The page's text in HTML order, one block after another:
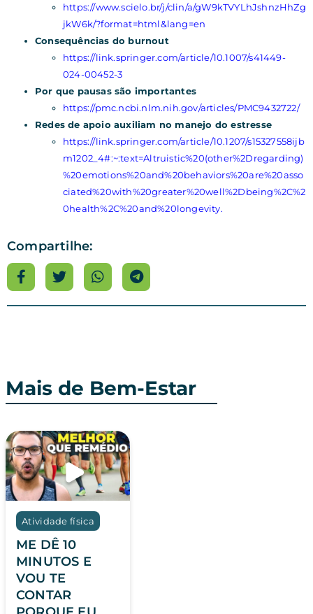
https://www.scielo.br/j/clin/a/gW9kTVYLhJshnzHhZg
jkW6k/?format=html&lang=en
Consequências do burnout
https://link.springer.com/article/10.1007/s41449-
024-00452-3
Por que pausas são importantes
https://pmc.ncbi.nlm.nih.gov/articles/PMC9432722/
Redes de apoio auxiliam no manejo do estresse
https://link.springer.com/article/10.1207/s15327558ijb
m1202_4#:~:text=Altruistic%20(other%2Dregarding)
%20emotions%20and%20behaviors%20are%20asso
ciated%20with%20greater%20well%2Dbeing%2C%2
0health%2C%20and%20longevity.
Compartilhe:
Mais de Bem-Estar
Atividade física
ME DÊ 10
MINUTOS E
VOU TE
CONTAR